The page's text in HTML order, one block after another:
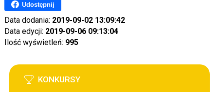
Udostępnij
Data dodania: 2019-09-02 13:09:42
Data edycji: 2019-09-06 09:13:04
Ilość wyświetleń: 995
KONKURSY